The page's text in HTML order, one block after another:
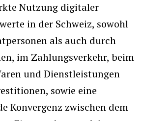
Nutzung digitaler
in der Schweiz, sowohl
als auch durch
im Zahlungsverkehr, beim
und Dienstleistungen
sowie eine
Konvergenz zwischen dem